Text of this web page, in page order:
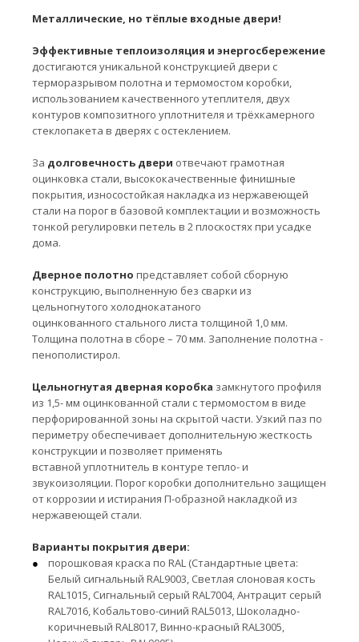
Металлические, но тёплые входные двери!
Эффективные теплоизоляция и энергосбережение
достигаются уникальной конструкцией двери с
терморазрывом полотна и термомостом коробки,
использованием качественного утеплителя, двух
контуров композитного уплотнителя и трёхкамерного
стеклопакета в дверях с остеклением.
За долговечность двери отвечают грамотная
оцинковка стали, высококачественные финишные
покрытия, износостойкая накладка из нержавеющей
стали на порог в базовой комплектации и возможность
тонкой регулировки петель в 2 плоскостях при усадке
дома.
Дверное полотно представляет собой сборную
конструкцию, выполненную без сварки из
цельногнутого холоднокатаного
оцинкованного стального листа толщиной 1,0 мм.
Толщина полотна в сборе – 70 мм. Заполнение полотна -
пенополистирол.
Цельногнутая дверная коробка замкнутого профиля
из 1,5- мм оцинкованной стали с термомостом в виде
перфорированной зоны на скрытой части. Узкий паз по
периметру обеспечивает дополнительную жесткость
конструкции и позволяет применять
вставной уплотнитель в контуре тепло- и
звукоизоляции. Порог коробки дополнительно защищен
от коррозии и истирания П-образной накладкой из
нержавеющей стали.
Варианты покрытия двери:
порошковая краска по RAL (Стандартные цвета:
Белый сигнальный RAL9003, Светлая слоновая кость
RAL1015, Сигнальный серый RAL7004, Антрацит серый
RAL7016, Кобальтово-синий RAL5013, Шоколадно-
коричневый RAL8017, Винно-красный RAL3005,